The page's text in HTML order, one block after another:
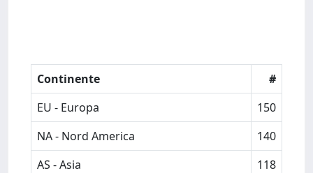
Continente
#
EU - Europa
150
NA - Nord America
140
AS - Asia
118